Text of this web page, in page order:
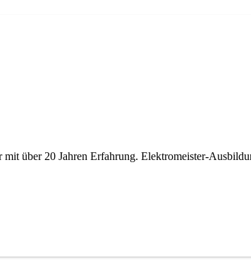
über 20 Jahren Erfahrung. Elektromeister-